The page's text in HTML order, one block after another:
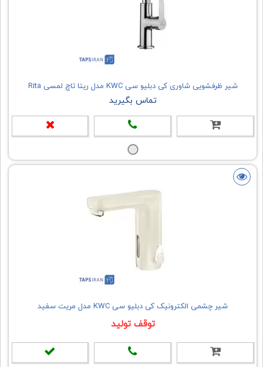
شیر ظرفشویی شاوری کی دبلیو سی KWC مدل ریتا تاچ لمسی Rita
تماس بگیرید
شیر چشمی الکترونیک کی دبلیو سی KWC مدل مریت سفید
توقف تولید